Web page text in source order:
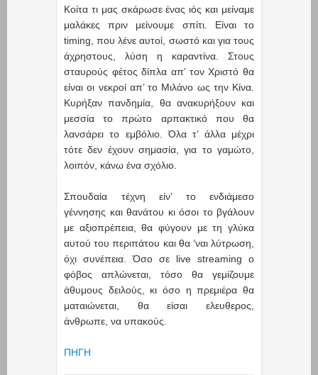
Κοίτα τι μας σκάρωσε ένας ιός και μείναμε
μαλάκες πριν μείνουμε σπίτι. Είναι το
timing, που λένε αυτοί, σωστό και για τους
άχρηστους, λύση η καραντίνα. Στους
σταυρούς φέτος δίπλα απ’ τον Χριστό θα
είναι οι νεκροί απ’ το Μιλάνο ως την Κίνα.
Κυρήξαν πανδημία, θα ανακυρήξουν και
μεσσία το πρώτο αρπακτικό που θα
λανσάρει το εμβόλιο. Όλα τ’ άλλα μέχρι
τότε δεν έχουν σημασία, για το γαμώτο,
λοιπόν, κάνω ένα σχόλιο.
Σπουδαία τέχνη είν’ το ενδιάμεσο
γέννησης και θανάτου κι όσοι το βγάλουν
με αξιοπρέπεια, θα φύγουν με τη γλύκα
αυτού του περιπάτου και θα ‘ναι λύτρωση,
όχι συνέπεια. Όσο σε live streaming ο
φόβος απλώνεται, τόσο θα γεμίζουμε
άθυμους δειλούς, κι όσο η πρεμιέρα θα
ματαιώνεται, θα είσαι ελευθερος,
άνθρωπε, να υπακούς.
ΠΗΓΗ